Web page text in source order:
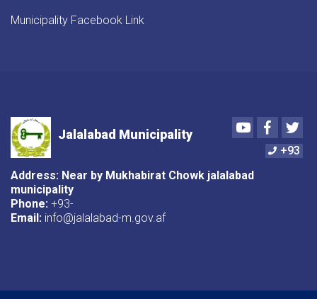
Municipality Facebook Link
Jalalabad Municipality
Youtube
+93
Address: Near by Mukhabirat Chowk jalalabad
municipality
Phone: +93-
Email: info@jalalabad-m.gov.af